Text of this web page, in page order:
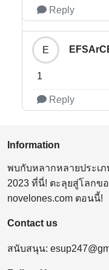
Reply
E
1
Reply
Information
พบกับหลากหลายประเภ
2023 ที่นี่! ตะลุยสู่โลกข
novelones.com ตอนนี้!
Contact us
สนับสนุน: